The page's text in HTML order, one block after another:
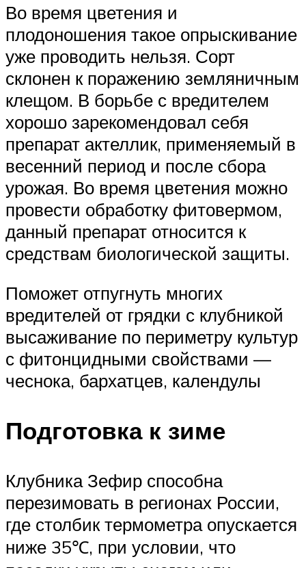
Во время цветения и
плодоношения такое опрыскивание
уже проводить нельзя. Сорт
склонен к поражению земляничным
клещом. В борьбе с вредителем
хорошо зарекомендовал себя
препарат актеллик, применяемый в
весенний период и после сбора
урожая. Во время цветения можно
провести обработку фитовермом,
данный препарат относится к
средствам биологической защиты.
Поможет отпугнуть многих
вредителей от грядки с клубникой
высаживание по периметру культур
с фитонцидными свойствами —
чеснока, бархатцев, календулы
Подготовка к зиме
Клубника Зефир способна
перезимовать в регионах России,
где столбик термометра опускается
ниже 35℃, при условии, что